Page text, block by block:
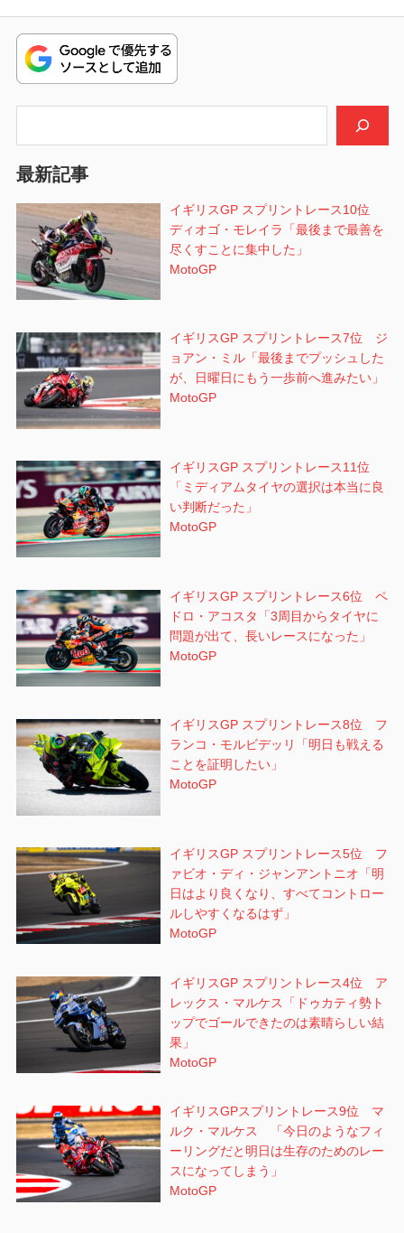
ビ
ゲ
ー
ン
投
稿:
最新記事
イギリスGP スプリントレース10位
ディオゴ・モレイラ「最後まで最善を
尽くすことに集中した」
MotoGP
イギリスGP スプリントレース7位 ジ
ョアン・ミル「最後までプッシュした
が、日曜日にもう一歩前へ進みたい」
MotoGP
イギリスGP スプリントレース11位
「ミディアムタイヤの選択は本当に良
い判断だった」
MotoGP
イギリスGP スプリントレース6位 ペ
ドロ・アコスタ「3周目からタイヤに
問題が出て、長いレースになった」
MotoGP
イギリスGP スプリントレース8位 フ
ランコ・モルビデッリ「明日も戦える
ことを証明したい」
MotoGP
イギリスGP スプリントレース5位 フ
ァビオ・ディ・ジャンアントニオ「明
日はより良くなり、すべてコントロー
ルしやすくなるはず」
MotoGP
イギリスGP スプリントレース4位 ア
レックス・マルケス「ドゥカティ勢ト
ップでゴールできたのは素晴らしい結
果」
MotoGP
イギリスGPスプリントレース9位 マ
ルク・マルケス 「今日のようなフィ
ーリングだと明日は生存のためのレー
スになってしまう」
MotoGP